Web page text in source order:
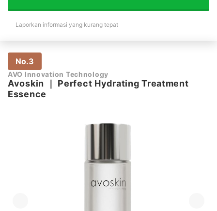
Laporkan informasi yang kurang tepat
No.3
AVO Innovation Technology
Avoskin
Perfect Hydrating Treatment
Essence